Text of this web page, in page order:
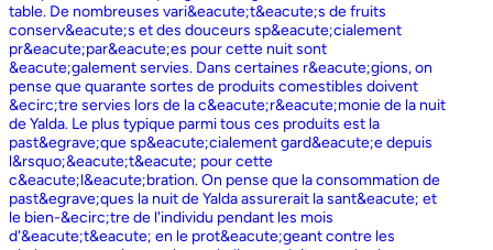
table. De nombreuses vari&eacute;t&eacute;s de fruits
conserv&eacute;s et des douceurs sp&eacute;cialement
pr&eacute;par&eacute;es pour cette nuit sont
&eacute;galement servies. Dans certaines r&eacute;gions, on
pense que quarante sortes de produits comestibles doivent
&ecirc;tre servies lors de la c&eacute;r&eacute;monie de la nuit
de Yalda. Le plus typique parmi tous ces produits est la
past&egrave;que sp&eacute;cialement gard&eacute;e depuis
l&rsquo;&eacute;t&eacute; pour cette
c&eacute;l&eacute;bration. On pense que la consommation de
past&egrave;ques la nuit de Yalda assurerait la sant&eacute; et
le bien-&ecirc;tre de l'individu pendant les mois
d'&eacute;t&eacute; en le prot&eacute;geant contre les